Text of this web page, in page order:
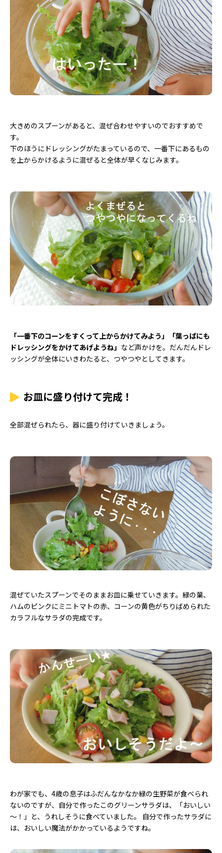
大きめのスプーンがあると、混ぜ合わせやすいのでおすすめで
す。
下のほうにドレッシングがたまっているので、一番下にあるもの
を上からかけるように混ぜると全体が早くなじみます。
「一番下のコーンをすくって上からかけてみよう」「葉っぱにも
ドレッシングをかけてあげようね」 など声かけを。だんだんドレ
ッシングが全体にいきわたると、つやつやとしてきます。
お皿に盛り付けて完成！
全部混ぜられたら、器に盛り付けていきましょう。
混ぜていたスプーンでそのままお皿に乗せていきます。緑の葉、
ハムのピンクにミニトマトの赤、コーンの黄色がちりばめられた
カラフルなサラダの完成です。
わが家でも、4歳の息子はふだんなかなか緑の生野菜が食べられ
ないのですが、自分で作ったこのグリーンサラダは、「おいしい
～！」と、うれしそうに食べていました。 自分で作ったサラダに
は、おいしい魔法がかかっているようですね。